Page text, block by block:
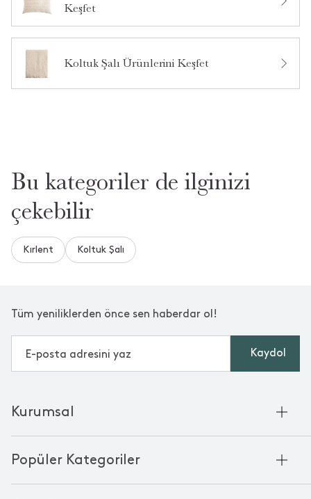
Bu ürün hakkında daha önce hiç soru sorulmamış.
Ürün Hakkında Soru Sor
Keşfet
Koltuk Şalı Ürünlerini Keşfet
Bu kategoriler de ilginizi
çekebilir
Kırlent Koltuk Şalı
Tüm yeniliklerden önce sen haberdar ol!
Kaydol
Popüler Kategoriler
Kurumsal
Kurumsal Satış